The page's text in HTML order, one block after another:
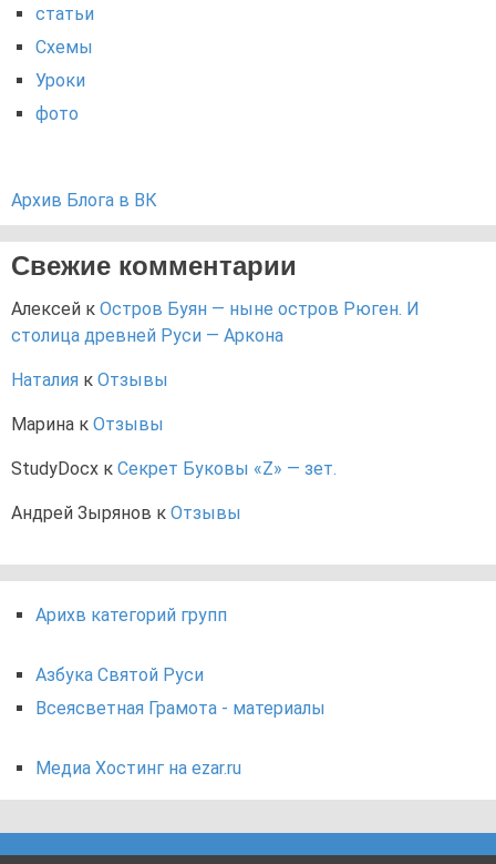
статьи
Схемы
Уроки
фото
Архив Блога в ВК
Свежие комментарии
Алексей к Остров Буян — ныне остров Рюген. И
столица древней Руси — Аркона
Наталия к Отзывы
Марина к Отзывы
StudyDocx к Секрет Буковы «Z» — зет.
Андрей Зырянов к Отзывы
Арихв категорий групп
Азбука Святой Руси
Всеясветная Грамота - материалы
Медиа Хостинг на ezar.ru